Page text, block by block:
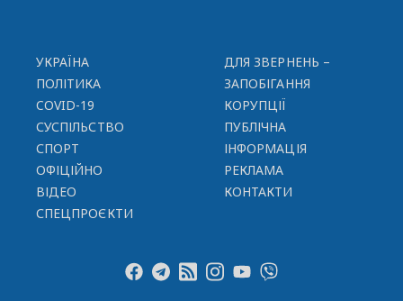
УКРАЇНА
ПОЛІТИКА
COVID-19
СУСПІЛЬСТВО
СПОРТ
ОФІЦІЙНО
ВІДЕО
СПЕЦПРОЄКТИ
ДЛЯ ЗВЕРНЕНЬ –
ЗАПОБІГАННЯ
КОРУПЦІЇ
ПУБЛІЧНА
ІНФОРМАЦІЯ
РЕКЛАМА
КОНТАКТИ